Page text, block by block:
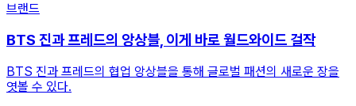
브랜드
BTS 진과 프레드의 앙상블, 이게 바로 월드와이드 걸작
BTS 진과 프레드의 협업 앙상블을 통해 글로벌 패션의 새로운 장을
엿볼 수 있다.